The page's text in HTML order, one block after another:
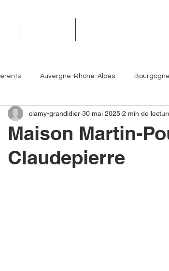
Auvergne-Rhône-Alpes
Hauts-de-France Île-de-France
la Loire Provence-Alpes- Côte d'Azur
Maison Martin-
Claudepierre
clamy-grandidier 30 mai 2025 2 min de